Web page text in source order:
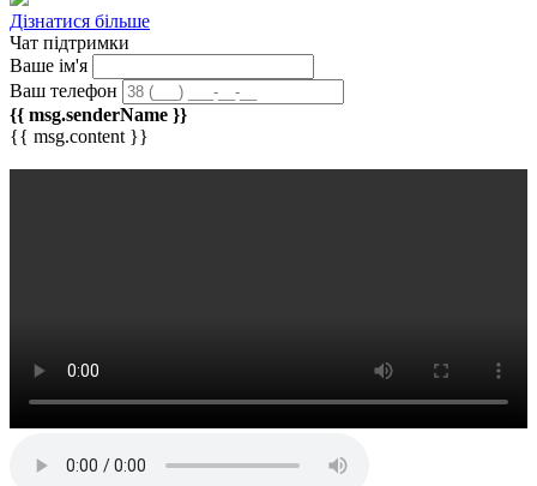
Дізнатися більше
Чат підтримки
Ваше ім'я
Ваш телефон
{{ msg.senderName }}
{{ msg.content }}